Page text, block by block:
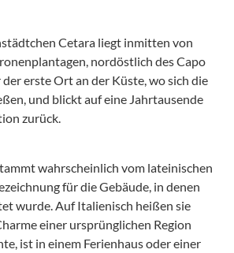
Cetara liegt inmitten von
nordöstlich des Capo
der erste Ort an der Küste, wo sich die
und blickt auf eine Jahrtausende
zurück.
wahrscheinlich vom lateinischen
für die Gebäude, in denen
wurde. Auf Italienisch heißen sie
einer ursprünglichen Region
ist in einem Ferienhaus oder einer